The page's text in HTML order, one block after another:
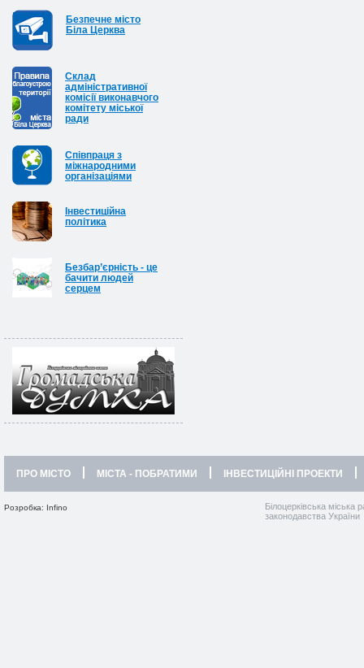
Безпечне місто
Біла Церква
Cклад
адміністративної
комісії виконавчого
комітету міської
ради
Співпраця з
міжнародними
організаціями
Інвестиційна
політика
Безбар’єрність - це
бачити людей
серцем
ПРО МІСТО МІСТА - ПОБРАТИМИ ІНВЕСТИЦІЙНІ ПРОЕКТИ
Розробка: Infino
Білоцерківська міська
законодавства України